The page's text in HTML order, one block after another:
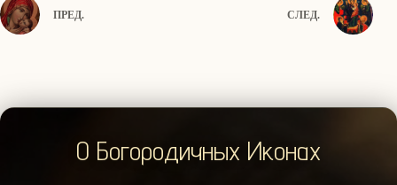
ПРЕД. СЛЕД.
О Богородичных Иконах